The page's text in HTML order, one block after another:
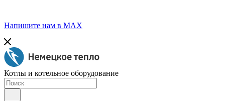
Напишите нам в МАХ
Котлы и котельное оборудование